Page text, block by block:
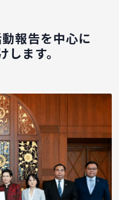
報告を中心に
します。